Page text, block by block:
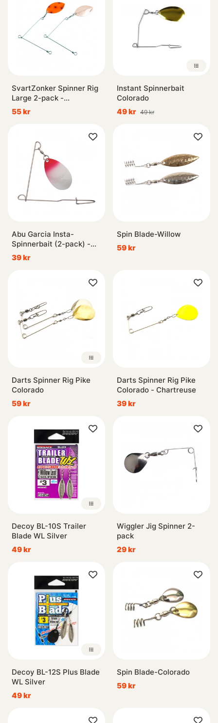
SvartZonker Spinner Rig
Large 2-pack -
Copper/Fluo. Red Bandit
55 kr
Instant Spinnerbait
Colorado
49 kr 49 kr
Abu Garcia Insta-
Spinnerbait (2-pack) -
Red Head
39 kr
Spin Blade-Willow
59 kr
Darts Spinner Rig Pike
Colorado
59 kr
Darts Spinner Rig Pike
Colorado - Chartreuse
39 kr
Decoy BL-10S Trailer
Blade WL Silver
49 kr
Wiggler Jig Spinner 2-
pack
29 kr
Decoy BL-12S Plus Blade
WL Silver
49 kr
Spin Blade-Colorado
59 kr